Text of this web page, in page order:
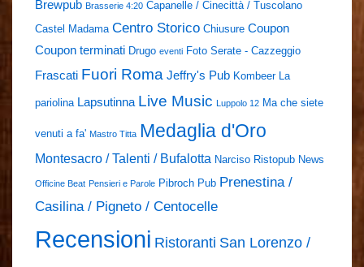
Brewpub Brasserie 4:20 Capanelle / Cinecittà / Tuscolano
Castel Madama Centro Storico Chiusure Coupon
Coupon terminati Drugo eventi Foto Serate - Cazzeggio
Frascati Fuori Roma Jeffry's Pub Kombeer La
pariolina Lapsutinna Live Music Luppolo 12 Ma che siete
venuti a fa' Mastro Titta Medaglia d'Oro
Montesacro / Talenti / Bufalotta Narciso Ristopub News
Officine Beat Pensieri e Parole Pibroch Pub Prenestina /
Casilina / Pigneto / Centocelle
Recensioni Ristoranti San Lorenzo /